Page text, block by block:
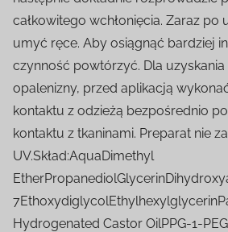
całkowitego wchłonięcia. Zaraz po
umyć ręce. Aby osiągnąć bardziej
czynność powtórzyć. Dla
opalenizny, przed aplikacją
kontaktu z odzieżą bezpośrednio
kontaktu z tkaninami. Preparat nie
UV.Skład:AquaDimethyl
Hydrogenated Castor OilPPG-1-